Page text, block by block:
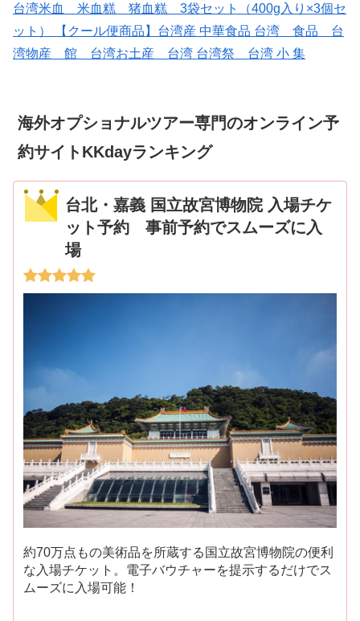
台湾米血 米血糕 猪血糕 3袋セット（400g入り×3個セ
ット） 【クール便商品】台湾産 中華食品 台湾 食品 台
湾物産 館 台湾お土産 台湾 台湾祭 台湾 小 集
海外オプショナルツアー専門のオンライン予
約サイトKKdayランキング
台北・嘉義 国立故宮博物院 入場チケ
ット予約 事前予約でスムーズに入
場
約70万点もの美術品を所蔵する国立故宮博物院の便利
な入場チケット。電子バウチャーを提示するだけでス
ムーズに入場可能！